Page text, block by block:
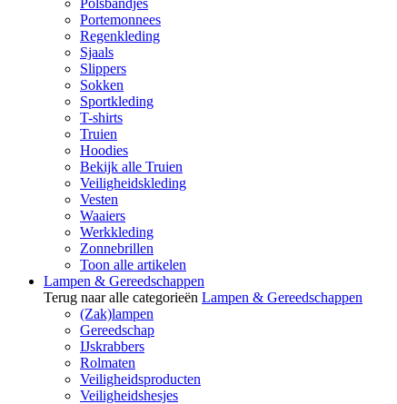
Polsbandjes
Portemonnees
Regenkleding
Sjaals
Slippers
Sokken
Sportkleding
T-shirts
Truien
Hoodies
Bekijk alle Truien
Veiligheidskleding
Vesten
Waaiers
Werkkleding
Zonnebrillen
Toon alle artikelen
Lampen & Gereedschappen
Terug naar alle categorieën Lampen & Gereedschappen
(Zak)lampen
Gereedschap
IJskrabbers
Rolmaten
Veiligheidsproducten
Veiligheidshesjes